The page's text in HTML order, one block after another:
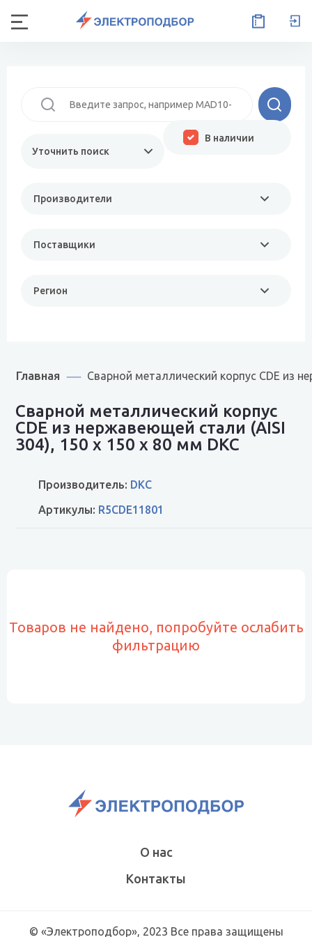
Уточнить поиск
Производители
Поставщики
Регион
В наличии
Главная Сварной металлический корпус CDE из
Сварной металлический корпус
CDE из нержавеющей стали (AISI
304), 150 x 150 x 80 мм DKC
Производитель: DKC
Артикулы: R5CDE11801
Товаров не найдено, попробуйте ослабить
фильтрацию
О нас
Контакты
© «Электроподбор», 2023 Все права защищены